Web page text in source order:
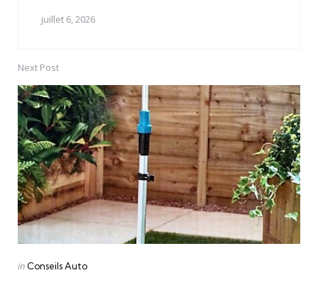
juillet 6, 2026
Next Post
Posted
in Conseils Auto